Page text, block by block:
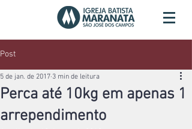
Post
Perca até 10kg em apenas 1
arrependimento
5 de jan. de 2017 3 min de leitura